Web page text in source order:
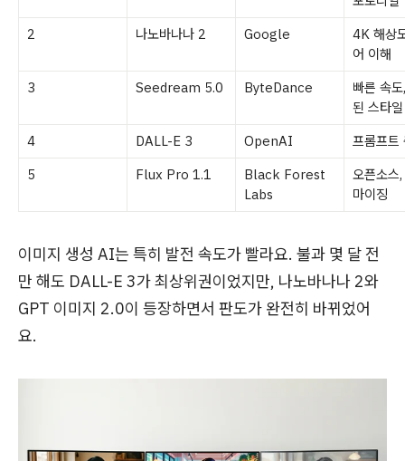
2
나노바나나 2 Google
4K 해상
어 이해
3
Seedream 5.0 ByteDance
빠른 속
된 스타일
4
DALL-E 3 OpenAI
프롬프트
5
Flux Pro 1.1
Black Forest
Labs
오픈소스
마이징
이미지 생성 AI는 특히 발전 속도가 빨라요. 불과 몇 달 전
만 해도 DALL-E 3가 최상위권이었지만, 나노바나나 2와
GPT 이미지 2.0이 등장하면서 판도가 완전히 바뀌었어
요.